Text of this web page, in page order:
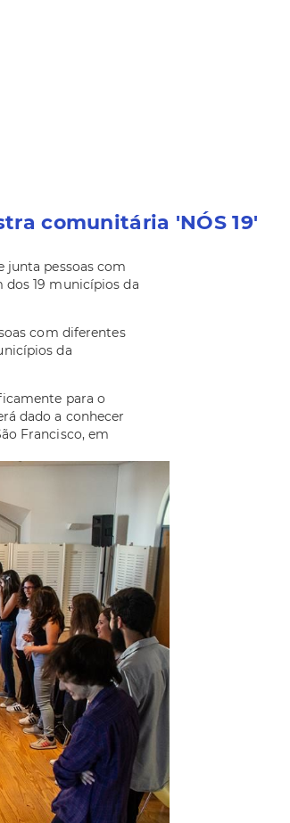
comunitária 'NÓS 19'
junta pessoas com
dos 19 municípios da
com diferentes
da
para o
dado a conhecer
Francisco, em